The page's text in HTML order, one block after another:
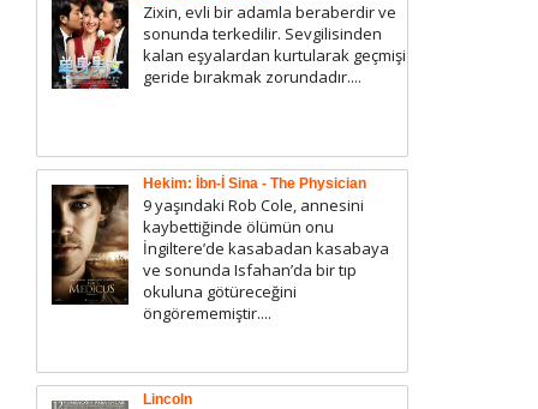
Zixin, evli bir adamla beraberdir ve
sonunda terkedilir. Sevgilisinden
kalan eşyalardan kurtularak geçmişi
geride bırakmak zorundadır....
Hekim: İbn-İ Sina - The Physician
9 yaşındaki Rob Cole, annesini
kaybettiğinde ölümün onu
İngiltere’de kasabadan kasabaya
ve sonunda Isfahan’da bir tıp
okuluna götüreceğini
öngörememiştir....
Lincoln